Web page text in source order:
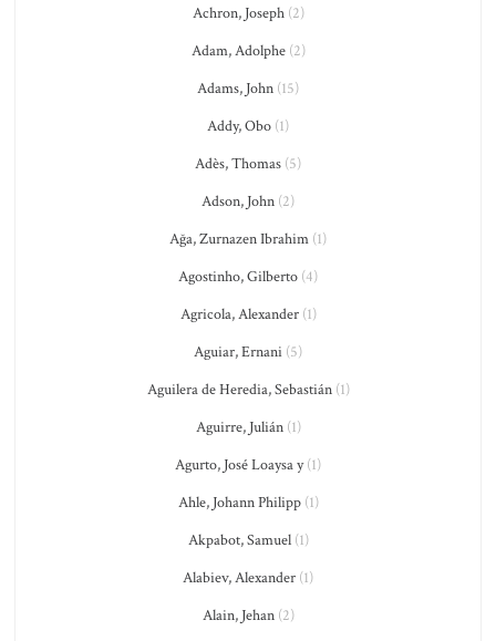
Achron, Joseph(2)
Adam, Adolphe(2)
Adams, John (15)
Addy, Obo (1)
Adès, Thomas (5)
Adson, John (2)
Ağa, Zurnazen Ibrahim (1)
Agostinho, Gilberto (4)
Agricola, Alexander(1)
Aguiar, Ernani (5)
Aguilera de Heredia, Sebastián(1)
Aguirre, Julián(1)
Agurto, José Loaysa y(1)
Ahle, Johann Philipp(1)
Akpabot, Samuel(1)
Alabiev, Alexander (1)
Alain, Jehan(2)